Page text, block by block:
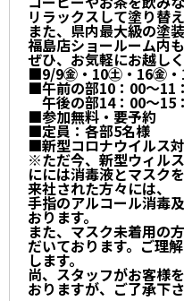
リラックスして塗り替
また、県内最大級の塗
福島店ショールーム内
ぜひ、お気軽にお越し
■9/9㊎・10㊏・16㊎
■午前の部10：00～11
午後の部14：00～15
■参加無料・要予約
■定員：各部5名様
■新型コロナウイルス
※ただ今、新型ウィル
にには消毒液とマスク
来社された方々には、
手指のアルコール消毒
おります。
また、マスク未着用の
だいております。ご理
します。
尚、スタッフがお客様
おりますが、ご了承下